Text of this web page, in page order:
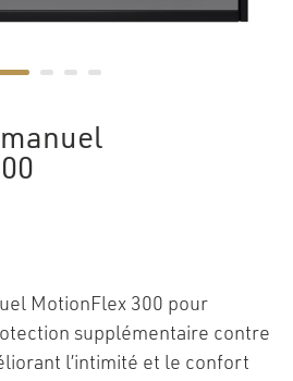
MotionFlex 300 pour
supplémentaire contre
l’intimité et le confort